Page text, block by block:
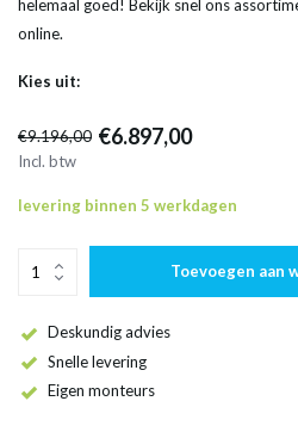
helemaal goed! Bekijk snel ons
online.
Kies uit:
€9.196,00 €6.897,00
Incl. btw
levering binnen 5 werkdagen
Toevoegen aan
Deskundig advies
Snelle levering
Eigen monteurs